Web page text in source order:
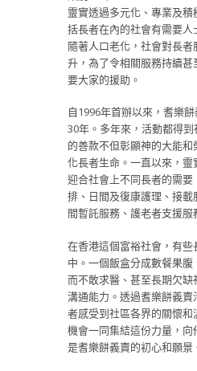
靈實透過多元化、專業及
括長者在內的社會有需要人
隨著人口老化，社會對長者
升，為了令相關服務持續
要大家的援助。
自1996年首辦以來，耆樂
30年。多年來，活動都得
的善款不但彰顯神的大能
化長者生命。一直以來，
迎合社會上不同長者的需
排、日間及復康護理、接載
間暫託服務、護老者支援服
在香港這個富裕社會，有些
中。一個飯盒分成數餐果
而不敢求醫、甚至長期欠
溝通能力。透過耆樂餅義
者感受到社區各界的關懷
機會一同集結這份力量，向
是耆樂餅義賣的初心和願景